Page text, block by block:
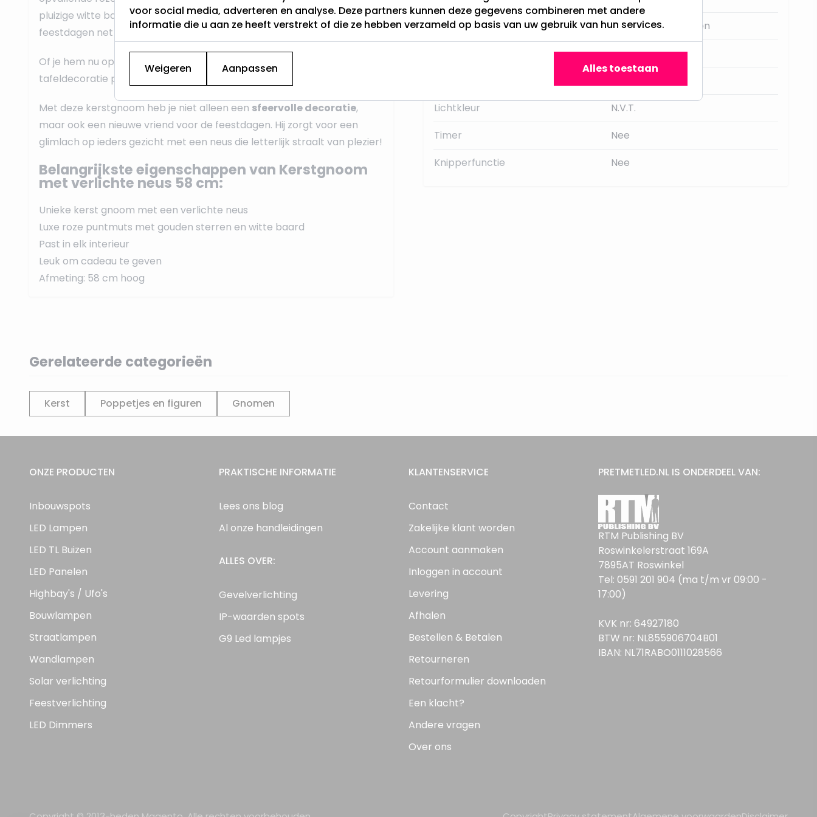
pluizige witte baard, straalt hij charme en warmte uit. Perfect om je
feestdagen net dat beetje extra magie te geven!
Of je hem nu op je vensterbank, onder de kerstboom of als
tafeldecoratie plaatst, deze gnoom is een absolute blikvanger.
Met deze kerstgnoom heb je niet alleen een sfeervolle decoratie,
maar ook een nieuwe vriend voor de feestdagen. Hij zorgt voor een
glimlach op ieders gezicht met een neus die letterlijk straalt van plezier!
Belangrijkste eigenschappen van Kerstgnoom
met verlichte neus 58 cm:
Unieke kerst gnoom met een verlichte neus
Luxe roze puntmuts met gouden sterren en witte baard
Past in elk interieur
Leuk om cadeau te geven
Afmeting: 58 cm hoog
Categorie
Poppetjes en figuren
58
Lichtkleur
N.V.T.
Timer
Nee
Knipperfunctie
Nee
Gerelateerde categorieën
Kerst Poppetjes en figuren Gnomen
ONZE PRODUCTEN
Inbouwspots
LED Lampen
LED TL Buizen
LED Panelen
Highbay's / Ufo's
Bouwlampen
Straatlampen
Wandlampen
Solar verlichting
Feestverlichting
LED Dimmers
PRAKTISCHE INFORMATIE
Lees ons blog
Al onze handleidingen
ALLES OVER:
Gevelverlichting
IP-waarden spots
G9 Led lampjes
KLANTENSERVICE
Contact
Zakelijke klant worden
Account aanmaken
Inloggen in account
Levering
Afhalen
Bestellen & Betalen
Retourneren
Retourformulier downloaden
Een klacht?
Andere vragen
Over ons
PRETMETLED.NL IS ONDERDEEL VAN:
RTM Publishing BV
Roswinkelerstraat 169A
7895AT Roswinkel
Tel: 0591 201 904 (ma t/m vr 09:00 -
17:00)
KVK nr: 64927180
BTW nr: NL855906704B01
IBAN: NL71RABO0111028566
voor social media, adverteren en analyse. Deze partners kunnen deze gegevens combineren met andere
informatie die u aan ze heeft verstrekt of die ze hebben verzameld op basis van uw gebruik van hun services.
Weigeren Aanpassen Alles toestaan